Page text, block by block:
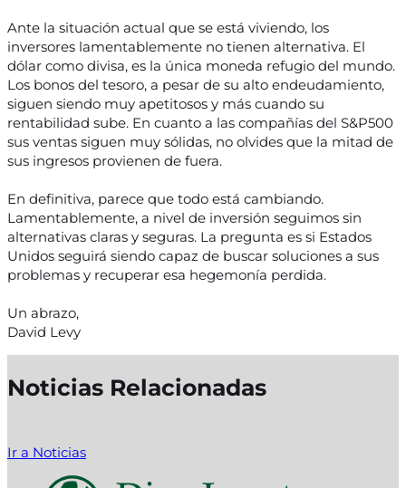
Ante la situación actual que se está viviendo, los
inversores lamentablemente no tienen alternativa. El
dólar como divisa, es la única moneda refugio del mundo.
Los bonos del tesoro, a pesar de su alto endeudamiento,
siguen siendo muy apetitosos y más cuando su
rentabilidad sube. En cuanto a las compañías del S&P500
sus ventas siguen muy sólidas, no olvides que la mitad de
sus ingresos provienen de fuera.
En definitiva, parece que todo está cambiando.
Lamentablemente, a nivel de inversión seguimos sin
alternativas claras y seguras. La pregunta es si Estados
Unidos seguirá siendo capaz de buscar soluciones a sus
problemas y recuperar esa hegemonía perdida.
Un abrazo,
David Levy
Noticias Relacionadas
Ir a Noticias